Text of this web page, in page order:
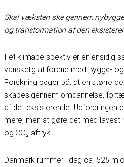
Skal væksten ske gennem
og transformation af den
I et klimaperspektiv er en ensidig
vanskelig at forene med Bygge-
Forskning peger på, at en større
skabes gennem omdannelse,
af det eksisterende. Udfordringen
mere, men at gøre det med lavest
og CO₂-aftryk.
Danmark rummer i dag ca. 525